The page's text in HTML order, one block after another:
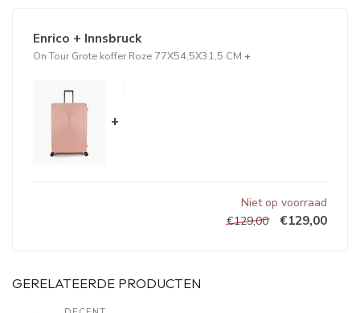
Enrico + Innsbruck
On Tour Grote koffer Roze 77X54,5X31,5 CM +
+
Niet op voorraad
€129,00
€129,00
GERELATEERDE PRODUCTEN